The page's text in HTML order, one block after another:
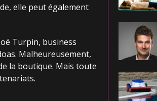
elle peut également
Turpin, business
Malheureusement,
la boutique. Mais toute